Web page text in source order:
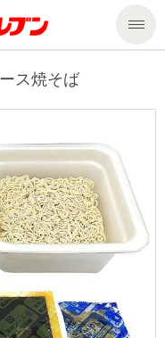
ス焼そば